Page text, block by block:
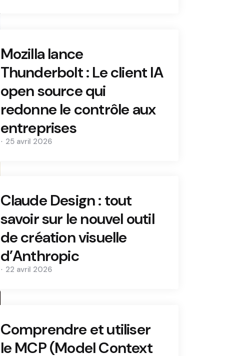
Mozilla lance
Thunderbolt : Le client IA
open source qui
redonne le contrôle aux
entreprises
25 avril 2026
Claude Design : tout
savoir sur le nouvel outil
de création visuelle
d’Anthropic
22 avril 2026
Comprendre et utiliser
le MCP (Model Context